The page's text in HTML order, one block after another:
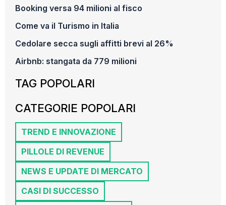
Booking versa 94 milioni al fisco
Come va il Turismo in Italia
Cedolare secca sugli affitti brevi al 26%
Airbnb: stangata da 779 milioni
TAG POPOLARI
CATEGORIE POPOLARI
TREND E INNOVAZIONE
PILLOLE DI REVENUE
NEWS E UPDATE DI MERCATO
CASI DI SUCCESSO